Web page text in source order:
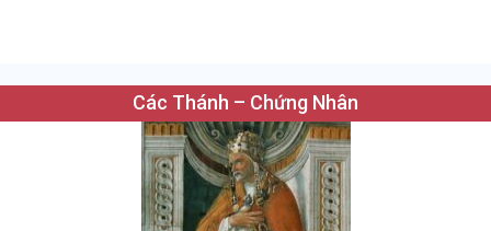
Các Thánh – Chứng Nhân